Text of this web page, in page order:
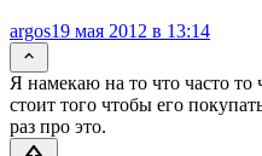
argos19 мая 2012 в 13:14
Я намекаю на то что часто то
стоит того чтобы его
раз про это.